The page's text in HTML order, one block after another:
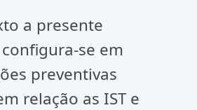
a presente
se em
preventivas
relação as IST e